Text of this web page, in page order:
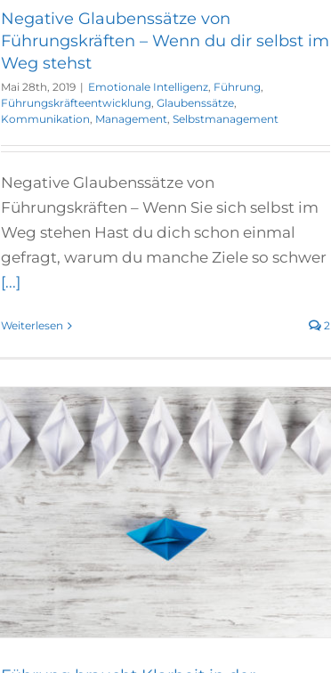
Negative Glaubenssätze von
Führungskräften – Wenn du dir selbst im
Weg stehst
Mai 28th, 2019 | Emotionale Intelligenz, Führung,
Führungskräfteentwicklung, Glaubenssätze,
Kommunikation, Management, Selbstmanagement
Negative Glaubenssätze von
Führungskräften – Wenn Sie sich selbst im
Weg stehen Hast du dich schon einmal
gefragt, warum du manche Ziele so schwer
[...]
Weiterlesen 2